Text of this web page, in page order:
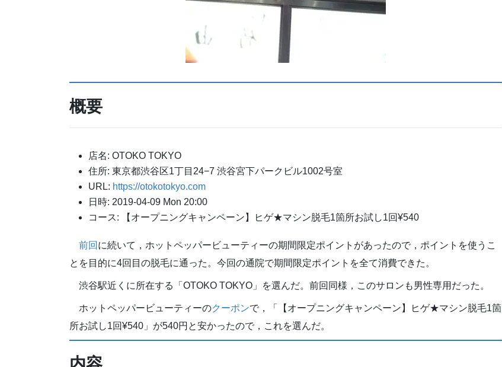
概要
店名: OTOKO TOKYO
住所: 東京都渋谷区1丁目24−7 渋谷宮下パークビル1002号室
URL: https://otokotokyo.com
日時: 2019-04-09 Mon 20:00
コース: 【オープニングキャンペーン】ヒゲ★マシン脱毛1箇所お試し1回¥540
前回 に続いて，ホットペッパービューティーの期間限定ポイントがあったので，ポイントを使うこ
とを目的に4回目の脱毛に通った。今回の通院で期間限定ポイントを全て消費できた。
渋谷駅近くに所在する「OTOKO TOKYO」を選んだ。前回同様，このサロンも男性専用だった。
ホットペッパービューティーのクーポンで，「【オープニングキャンペーン】ヒゲ★マシン脱毛1箇
所お試し1回¥540」が540円と安かったので，これを選んだ。